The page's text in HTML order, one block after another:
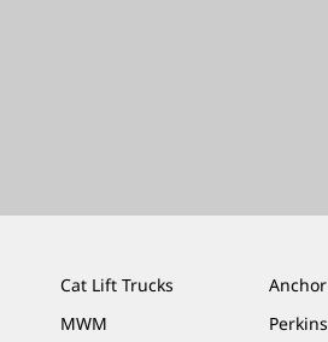
Cat Lift Trucks
Anchor
MWM Perkins